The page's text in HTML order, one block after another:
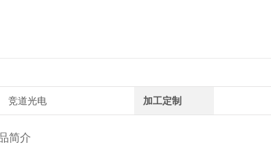
竞道光电 加工定制
简介